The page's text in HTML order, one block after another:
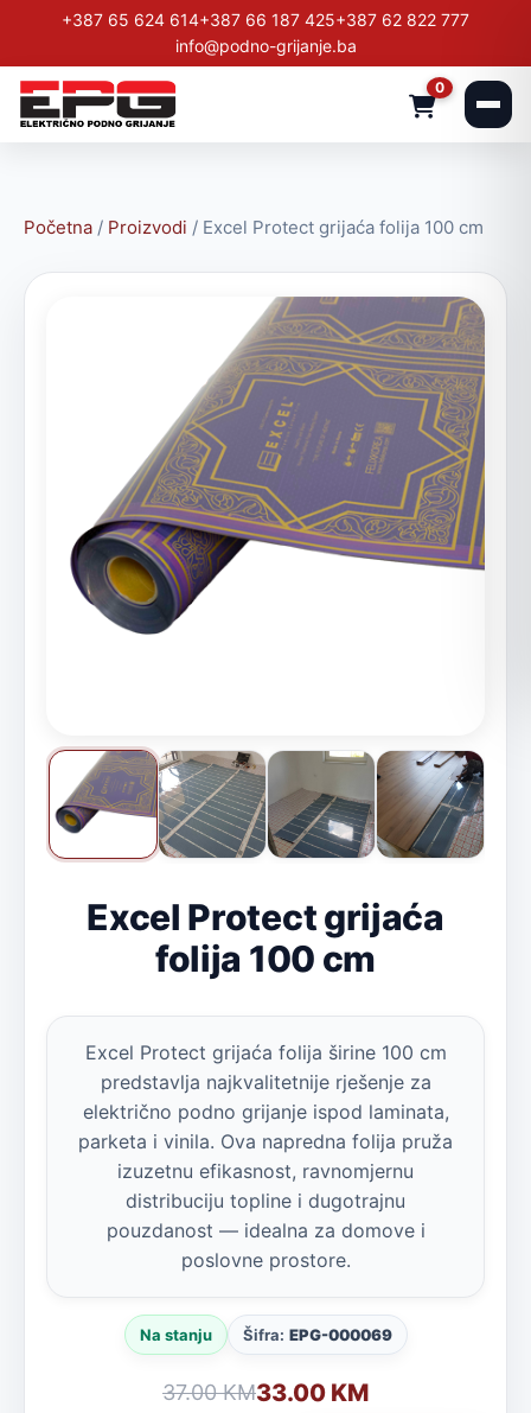
+387 65 624 614+387 66 187 425+387 62 822 777
info@podno-grijanje.ba
0
Početna / Proizvodi / Excel Protect grijaća folija 100 cm
Excel Protect grijaća
folija 100 cm
Excel Protect grijaća folija širine 100 cm
predstavlja najkvalitetnije rješenje za
električno podno grijanje ispod laminata,
parketa i vinila. Ova napredna folija pruža
izuzetnu efikasnost, ravnomjernu
distribuciju topline i dugotrajnu
pouzdanost — idealna za domove i
poslovne prostore.
Na stanju Šifra: EPG-000069
37.00 KM33.00 KM